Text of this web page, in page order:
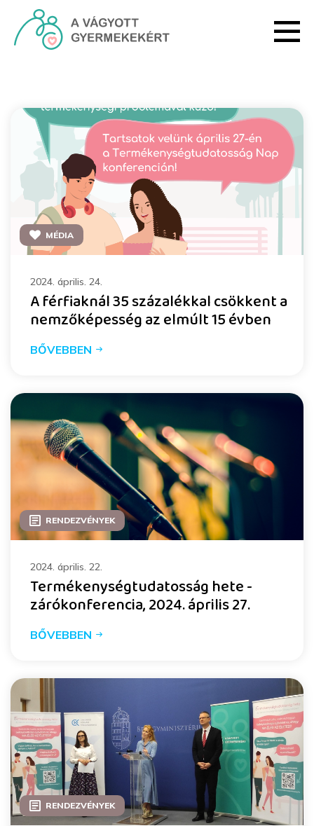
Ugrás a fő tartalomhoz
MÉDIA
2024. április. 24.
A férfiaknál 35 százalékkal csökkent a
nemzőképesség az elmúlt 15 évben
BŐVEBBEN
RENDEZVÉNYEK
2024. április. 22.
Termékenységtudatosság hete -
zárókonferencia, 2024. április 27.
BŐVEBBEN
RENDEZVÉNYEK